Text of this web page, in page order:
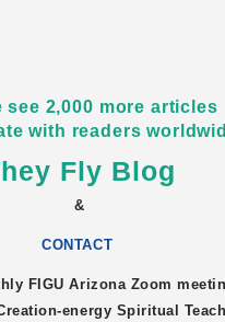
see 2,000 more articles
with readers
Fly Blog
&
CONTACT
FIGUArizona Zoom
energy Spiritual